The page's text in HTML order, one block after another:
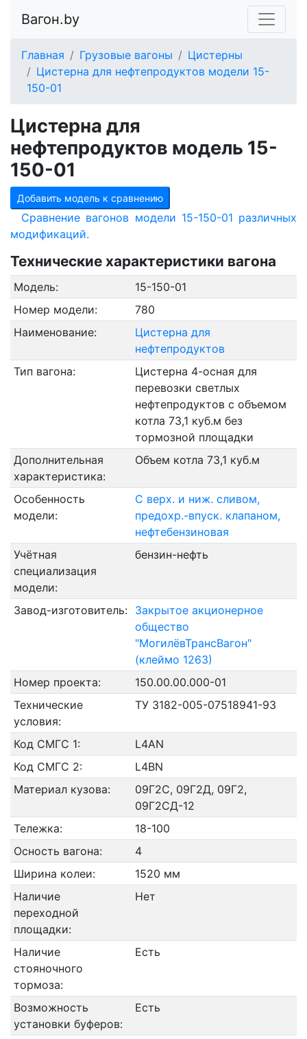
Вагон.by
Главная Грузовые вагоны
Цистерны
Цистерна для нефтепродуктов модели 15-
150-01
Цистерна для
нефтепродуктов модель 15-
150-01
Добавить модель к сравнению
Сравнение вагонов модели 15-150-01 различных
модификаций.
Технические характеристики вагона
Модель:
15-150-01
Номер модели:
780
Наименование:
Цистерна для
нефтепродуктов
Тип вагона:
Цистерна 4-осная для
перевозки светлых
нефтепродуктов с объемом
котла 73,1 куб.м без
тормозной площадки
Дополнительная
характеристика:
Объем котла 73,1 куб.м
Особенность
модели:
С верх. и ниж. сливом,
предохр.-впуск. клапаном,
нефтебензиновая
Учётная
специализация
модели:
бензин-нефть
Завод-изготовитель:
Закрытое акционерное
общество
"МогилёвТрансВагон"
(клеймо 1263)
Номер проекта:
150.00.00.000-01
Технические
условия:
ТУ 3182-005-07518941-93
Код СМГС 1:
L4AN
Код СМГС 2:
L4BN
Материал кузова:
09Г2С, 09Г2Д, 09Г2,
09Г2СД-12
Тележка:
18-100
Осность вагона:
4
Ширина колеи:
1520 мм
Наличие
переходной
площадки:
Нет
Наличие
стояночного
тормоза:
Есть
Возможность
установки буферов:
Есть